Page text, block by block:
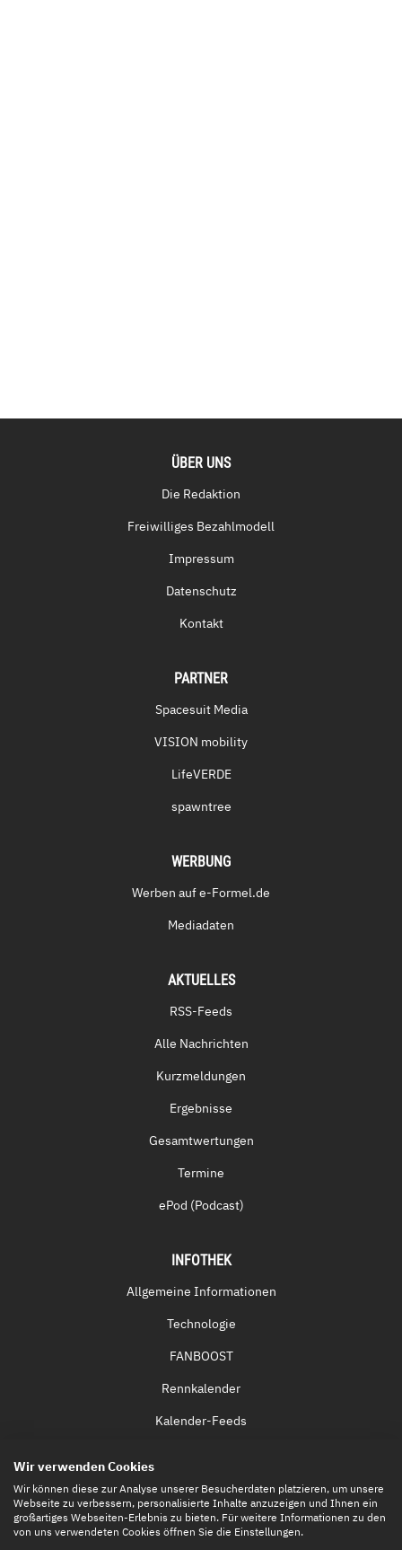
ÜBER UNS
Die Redaktion
Freiwilliges Bezahlmodell
Impressum
Datenschutz
Kontakt
PARTNER
Spacesuit Media
VISION mobility
LifeVERDE
spawntree
WERBUNG
Werben auf e-Formel.de
Mediadaten
AKTUELLES
RSS-Feeds
Alle Nachrichten
Kurzmeldungen
Ergebnisse
Gesamtwertungen
Termine
ePod (Podcast)
INFOTHEK
Allgemeine Informationen
Technologie
FANBOOST
Rennkalender
Kalender-Feeds
Eintrittskarten
Wir verwenden Cookies
Wir können diese zur Analyse unserer Besucherdaten platzieren, um unsere
Webseite zu verbessern, personalisierte Inhalte anzuzeigen und Ihnen ein
großartiges Webseiten-Erlebnis zu bieten. Für weitere Informationen zu den
von uns verwendeten Cookies öffnen Sie die Einstellungen.